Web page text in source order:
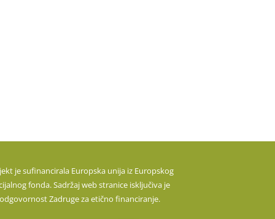
je sufinancirala Europska unija iz Europskog
fonda. Sadržaj web stranice isključiva je
odgovornost Zadruge za etično financiranje.